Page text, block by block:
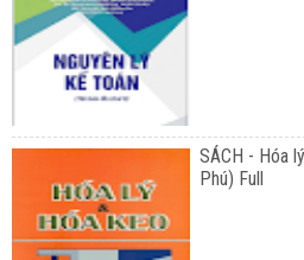
SÁCH - Hóa
Phú) Full